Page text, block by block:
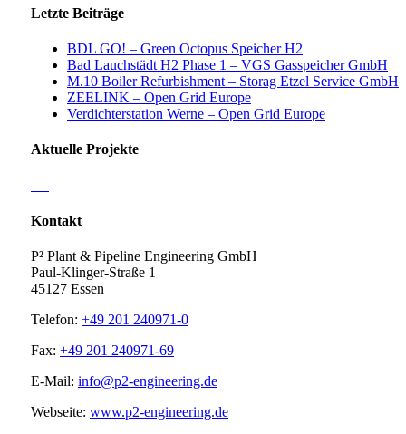
Letzte Beiträge
BDL GO! – Green Octopus Speicher H2
Bad Lauchstädt H2 Phase 1 – VGS Gasspeicher GmbH
M.10 Boiler Refurbishment – Storag Etzel Service GmbH
ZEELINK – Open Grid Europe
Verdichterstation Werne – Open Grid Europe
Aktuelle Projekte
Kontakt
P² Plant & Pipeline Engineering GmbH
Paul-Klinger-Straße 1
45127 Essen
Telefon: +49 201 240971-0
Fax: +49 201 240971-69
E-Mail: info@p2-engineering.de
Webseite: www.p2-engineering.de